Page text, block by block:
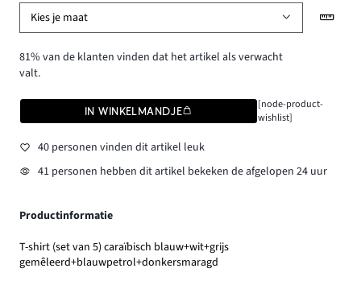
Kies je maat
81% van de klanten vinden dat het artikel als verwacht
valt.
IN WINKELMANDJE
[node-product-
wishlist]
40 personen vinden dit artikel leuk
41 personen hebben dit artikel bekeken de afgelopen 24 uur
Productinformatie
T-shirt (set van 5) caraïbisch blauw+wit+grijs
gemêleerd+blauwpetrol+donkersmaragd